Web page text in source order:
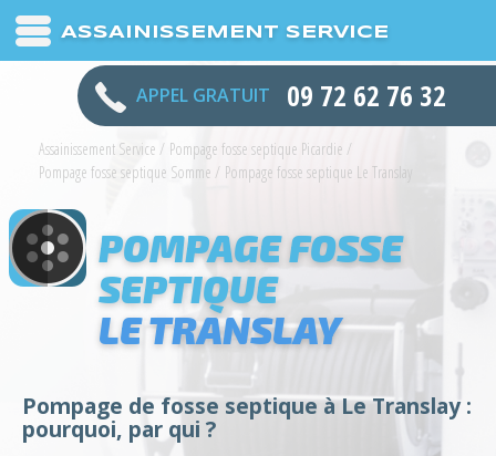
ASSAINISSEMENT SERVICE
APPEL GRATUIT 09 72 62 76 32
Assainissement Service / Pompage fosse septique Picardie /
Pompage fosse septique Somme / Pompage fosse septique Le Translay
POMPAGE FOSSE
SEPTIQUE
LE TRANSLAY
Pompage de fosse septique à Le Translay :
pourquoi, par qui ?